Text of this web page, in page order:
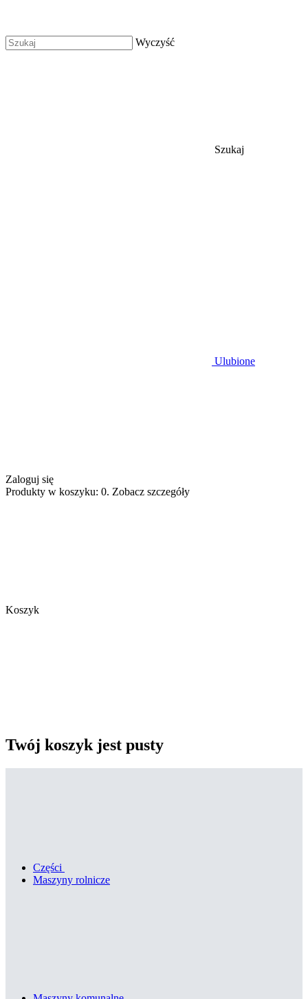
Wyczyść
Szukaj
Ulubione
Zaloguj się
Produkty w koszyku: 0. Zobacz szczegóły
Koszyk
Twój koszyk jest pusty
Części
Maszyny rolnicze